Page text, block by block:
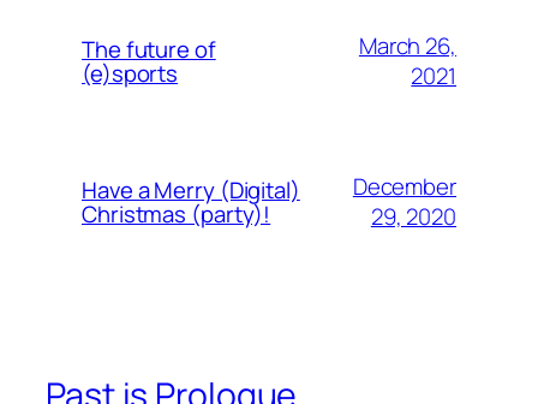
The future of
(e)sports
March 26,
2021
Have a Merry (Digital)
Christmas (party)!
December
29, 2020